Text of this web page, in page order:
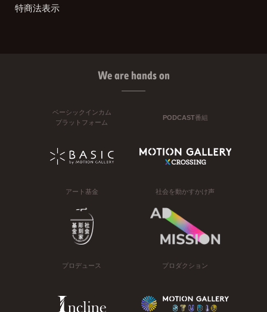
特商法表示
We are hands on
ベーシックインカム
プラットフォーム
PODCAST番組
アート基金 社会を動かすかけ声
プロデュース プロダクション